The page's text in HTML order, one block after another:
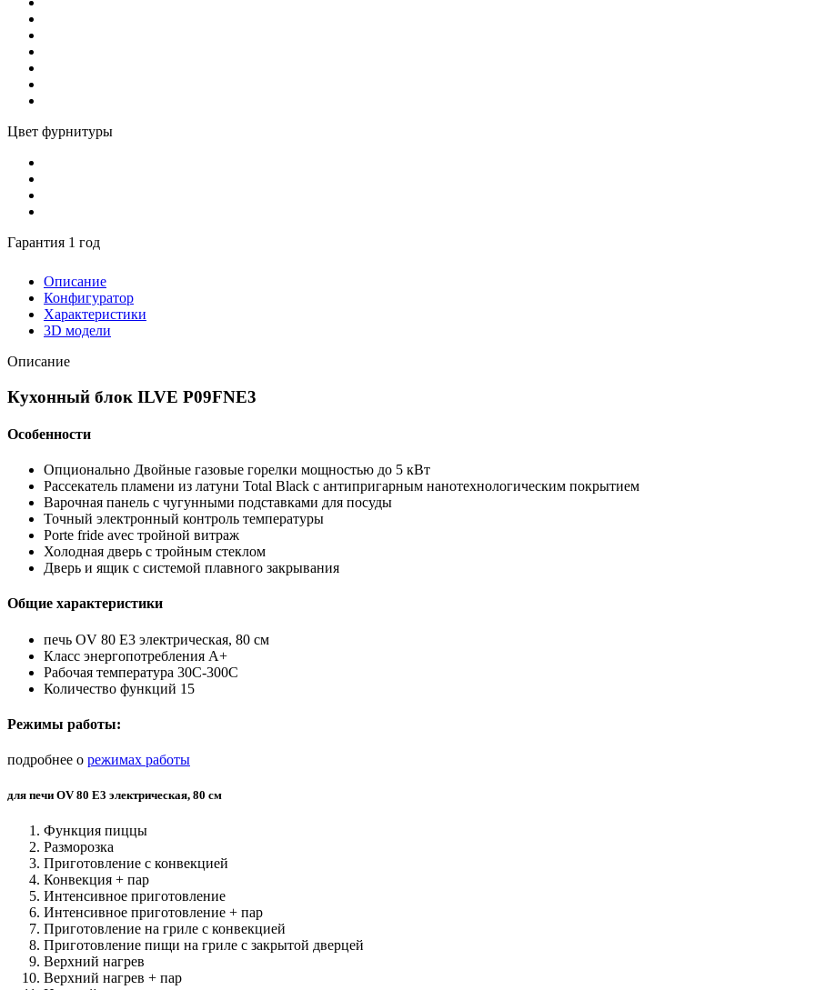
Цвет фурнитуры
Гарантия 1 год
Описание
Конфигуратор
Характеристики
3D модели
Описание
Кухонный блок ILVE P09FNE3
Особенности
Опционально Двойные газовые горелки мощностью до 5 кВт
Рассекатель пламени из латуни Total Black с антипригарным нанотехнологическим покрытием
Варочная панель с чугунными подставками для посуды
Точный электронный контроль температуры
Porte fride avec тройной витраж
Холодная дверь с тройным стеклом
Дверь и ящик с системой плавного закрывания
Общие характеристики
печь OV 80 E3 электрическая, 80 см
Класс энергопотребления А+
Рабочая температура 30C-300C
Количество функций 15
Режимы работы:
подробнее о режимах работы
для печи OV 80 E3 электрическая, 80 см
Функция пиццы
Разморозка
Приготовление с конвекцией
Конвекция + пар
Интенсивное приготовление
Интенсивное приготовление + пар
Приготовление на гриле с конвекцией
Приготовление пищи на гриле с закрытой дверцей
Верхний нагрев
Верхний нагрев + пар